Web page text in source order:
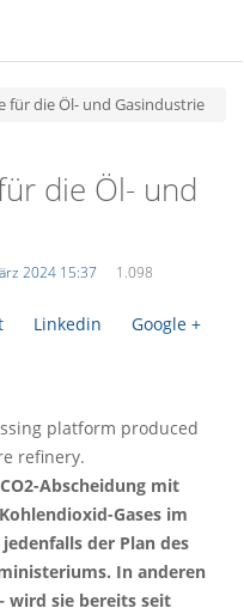
für die Öl- und Gasindustrie
die Öl- und
2024 15:37 1.098
Linkedin
Google +
platform produced
refinery.
Abscheidung mit
Gases im
der Plan des
In anderen
wird sie bereits seit